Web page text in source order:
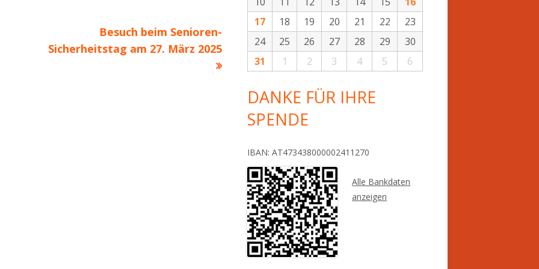
Nächster
Beitrag
Besuch beim Senioren-
Sicherheitstag am 27. März 2025
17
18 19 20 21 22
23
24
25 26 27 28 29
30
31
1 2 3 4 5 6
DANKE FÜR IHRE
SPENDE
IBAN: AT473438000002411270
Alle Bankdaten
anzeigen